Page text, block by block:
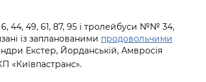
Статистика
Звернення громадян
медицина
Безпека та
правопорядок
Громадський
бюджет
обмеженим
доступом
44, 49, 61, 87, 95 і тролейбуси №№ 34,
із запланованими продовольчими
Екстер, Йорданській, Амвросія
«Київпастранс».